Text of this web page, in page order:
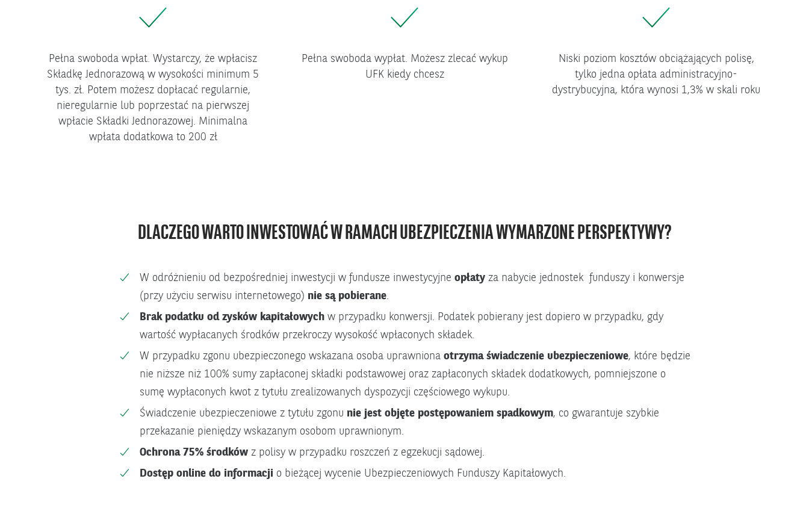
Pełna swoboda wpłat. Wystarczy, że wpłacisz
Składkę Jednorazową w wysokości minimum 5
tys. zł. Potem możesz dopłacać regularnie,
nieregularnie lub poprzestać na pierwszej
wpłacie Składki Jednorazowej. Minimalna
wpłata dodatkowa to 200 zł
Pełna swoboda wypłat. Możesz zlecać wykup
UFK kiedy chcesz
Niski poziom kosztów obciążających polisę,
tylko jedna opłata administracyjno-
dystrybucyjna, która wynosi 1,3% w skali roku
DLACZEGO WARTO INWESTOWAĆ W RAMACH UBEZPIECZENIA WYMARZONE PERSPEKTYWY?
W odróżnieniu od bezpośredniej inwestycji w fundusze inwestycyjne opłaty za nabycie jednostek funduszy i konwersje
(przy użyciu serwisu internetowego) nie są pobierane.
Brak podatku od zysków kapitałowych w przypadku konwersji. Podatek pobierany jest dopiero w przypadku, gdy
wartość wypłacanych środków przekroczy wysokość wpłaconych składek.
W przypadku zgonu ubezpieczonego wskazana osoba uprawniona otrzyma świadczenie ubezpieczeniowe, które będzie
nie niższe niż 100% sumy zapłaconej składki podstawowej oraz zapłaconych składek dodatkowych, pomniejszone o
sumę wypłaconych kwot z tytułu zrealizowanych dyspozycji częściowego wykupu.
Świadczenie ubezpieczeniowe z tytułu zgonu nie jest objęte postępowaniem spadkowym, co gwarantuje szybkie
przekazanie pieniędzy wskazanym osobom uprawnionym.
Ochrona 75% środków z polisy w przypadku roszczeń z egzekucji sądowej.
Dostęp online do informacji o bieżącej wycenie Ubezpieczeniowych Funduszy Kapitałowych.